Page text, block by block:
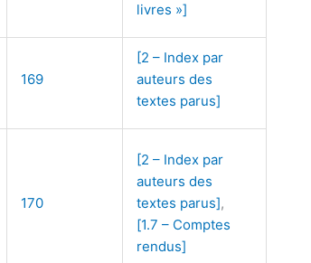
livres »]
169
[2 – Index par
auteurs des
textes parus]
170
[2 – Index par
auteurs des
textes parus],
[1.7 – Comptes
rendus]